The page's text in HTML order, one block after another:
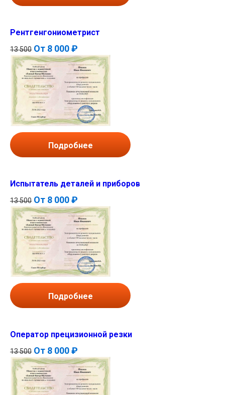
Рентгенгониометрист
13 500 От 8 000 ₽
Подробнее
Испытатель деталей и приборов
13 500 От 8 000 ₽
Подробнее
Оператор прецизионной резки
13 500 От 8 000 ₽